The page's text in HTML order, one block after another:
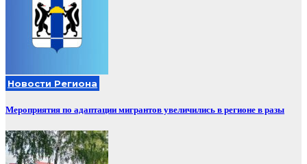
Новости Региона
Мероприятия по адаптации мигрантов увеличились в регионе в разы